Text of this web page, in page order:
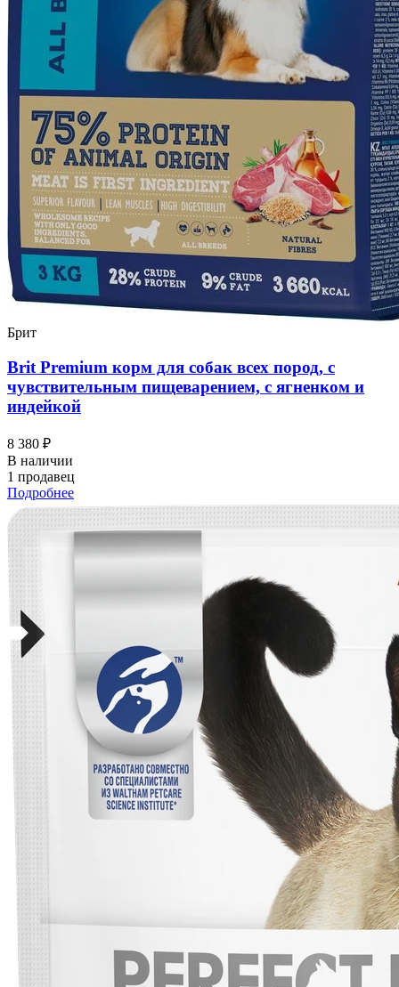
Брит
Brit Premium корм для собак всех пород, с
чувствительным пищеварением, с ягненком и
индейкой
8 380 ₽
В наличии
1 продавец
Подробнее